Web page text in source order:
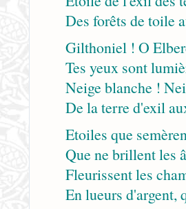
Des forêts de toile
Gilthoniel ! O
Tes yeux sont
Neige blanche !
De la terre d'exil
Etoiles que
Que ne brillent les
Fleurissent les
En lueurs d'argent,